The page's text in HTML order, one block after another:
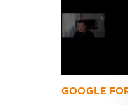
GOOGLE